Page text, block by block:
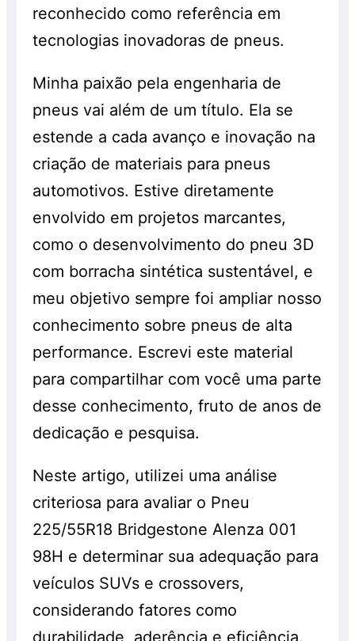
reconhecido como referência em
tecnologias inovadoras de pneus.
Minha paixão pela engenharia de
pneus vai além de um título. Ela se
estende a cada avanço e inovação na
criação de materiais para pneus
automotivos. Estive diretamente
envolvido em projetos marcantes,
como o desenvolvimento do pneu 3D
com borracha sintética sustentável, e
meu objetivo sempre foi ampliar nosso
conhecimento sobre pneus de alta
performance. Escrevi este material
para compartilhar com você uma parte
desse conhecimento, fruto de anos de
dedicação e pesquisa.
Neste artigo, utilizei uma análise
criteriosa para avaliar o Pneu
225/55R18 Bridgestone Alenza 001
98H e determinar sua adequação para
veículos SUVs e crossovers,
considerando fatores como
durabilidade, aderência e eficiência.